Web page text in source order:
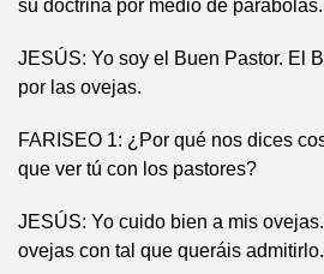
su doctrina por medio de parábolas.
JESÚS: Yo soy el Buen Pastor. El
por las ovejas.
FARISEO 1: ¿Por qué nos dices
que ver tú con los pastores?
JESÚS: Yo cuido bien a mis
ovejas con tal que queráis admitirlo.